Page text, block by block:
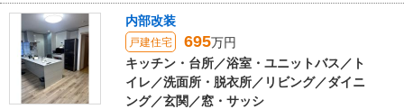
内部改装
戸建住宅 695万円
キッチン・台所／浴室・ユニットバス／ト
イレ／洗面所・脱衣所／リビング／ダイニ
ング／玄関／窓・サッシ